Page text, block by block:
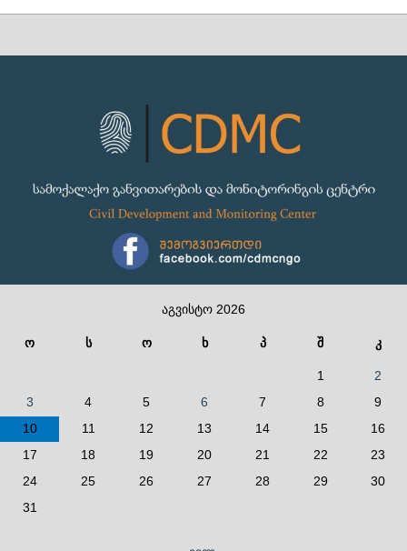
აგვისტო 2026
ო ს ო ხ პ შ კ
1
2
3
4 5 6 7 8
9
10
11 12 13 14 15
16
17
18 19 20 21 22
23
24
25 26 27 28 29
30
31